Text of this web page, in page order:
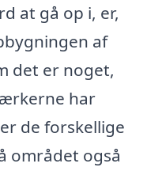
at gå op i, er,
af
det er noget,
har
de forskellige
området også